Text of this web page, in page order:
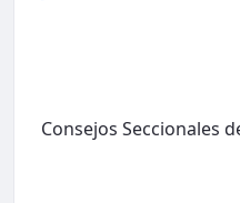
Consejos Seccionales